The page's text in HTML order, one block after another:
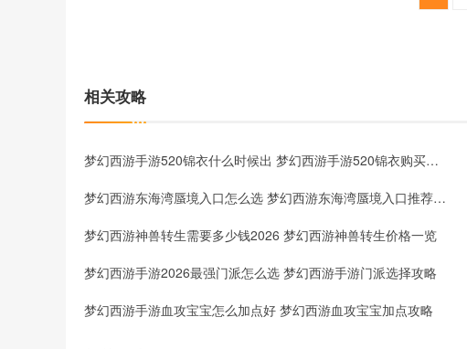
相关攻略
梦幻西游手游520锦衣什么时候出 梦幻西游手游520锦衣购买攻略
梦幻西游东海湾蜃境入口怎么选 梦幻西游东海湾蜃境入口推荐2026
梦幻西游神兽转生需要多少钱2026 梦幻西游神兽转生价格一览
梦幻西游手游2026最强门派怎么选 梦幻西游手游门派选择攻略
梦幻西游手游血攻宝宝怎么加点好 梦幻西游血攻宝宝加点攻略